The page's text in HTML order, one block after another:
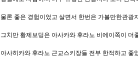
물론 좋은 경험이었고 살면서 한번은 가볼만한관광
그치만 황제보딩은 아사카와 후라노 비에이쪽이 더
아사히카와 후라노 근교스키장들 전부 한적하고 좋